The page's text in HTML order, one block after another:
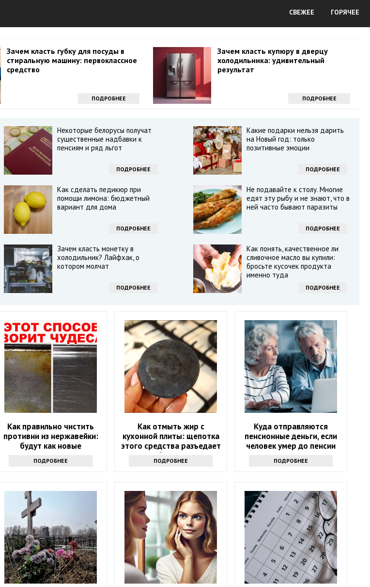
СВЕЖЕЕ ГОРЯЧЕЕ
Зачем класть губку для посуды в
стиральную машину: первоклассное
средство
ПОДРОБНЕЕ
Зачем класть купюру в дверцу
холодильника: удивительный
результат
ПОДРОБНЕЕ
Некоторые белорусы получат
существенные надбавки к
пенсиям и ряд льгот
ПОДРОБНЕЕ
Какие подарки нельзя дарить
на Новый год: только
позитивные эмоции
ПОДРОБНЕЕ
Как сделать педикюр при
помощи лимона: бюджетный
вариант для дома
ПОДРОБНЕЕ
Не подавайте к столу. Многие
едят эту рыбу и не знают, что в
ней часто бывают паразиты
ПОДРОБНЕЕ
Зачем класть монетку в
холодильник? Лайфхак, о
котором молчат
ПОДРОБНЕЕ
Как понять, качественное ли
сливочное масло вы купили:
бросьте кусочек продукта
именно туда
ПОДРОБНЕЕ
Как правильно чистить
противни из нержавейки:
будут как новые
ПОДРОБНЕЕ
Как отмыть жир с
кухонной плиты: щепотка
этого средства разъедает
любую грязь
ПОДРОБНЕЕ
Куда отправляются
пенсионные деньги, если
человек умер до пенсии
ПОДРОБНЕЕ